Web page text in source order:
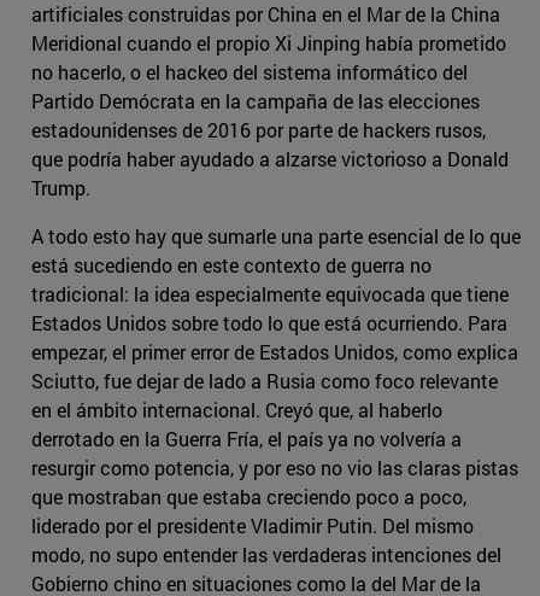
artificiales construidas por China en el Mar de la China
Meridional cuando el propio Xi Jinping había prometido
no hacerlo, o el hackeo del sistema informático del
Partido Demócrata en la campaña de las elecciones
estadounidenses de 2016 por parte de hackers rusos,
que podría haber ayudado a alzarse victorioso a Donald
Trump.
A todo esto hay que sumarle una parte esencial de lo que
está sucediendo en este contexto de guerra no
tradicional: la idea especialmente equivocada que tiene
Estados Unidos sobre todo lo que está ocurriendo. Para
empezar, el primer error de Estados Unidos, como explica
Sciutto, fue dejar de lado a Rusia como foco relevante
en el ámbito internacional. Creyó que, al haberlo
derrotado en la Guerra Fría, el país ya no volvería a
resurgir como potencia, y por eso no vio las claras pistas
que mostraban que estaba creciendo poco a poco,
liderado por el presidente Vladimir Putin. Del mismo
modo, no supo entender las verdaderas intenciones del
Gobierno chino en situaciones como la del Mar de la